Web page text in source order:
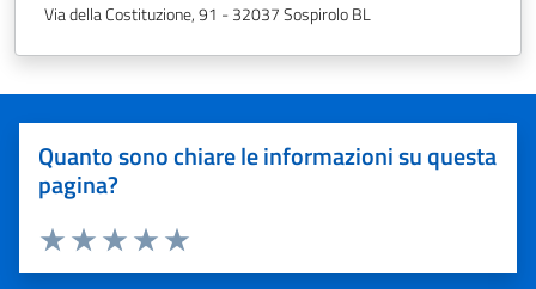
Via della Costituzione, 91 - 32037 Sospirolo BL
Quanto sono chiare le informazioni su questa
pagina?
Valuta 5 stelle su 5
Valuta 4 stelle su 5
Valuta 3 stelle su 5
Valuta 2 stelle su 5
Valuta 1 stelle su 5